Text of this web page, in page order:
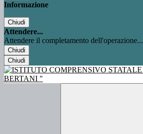
Informazione
Chiudi
Attendere...
Attendere il completamento dell'operazione...
Chiudi
Chiudi